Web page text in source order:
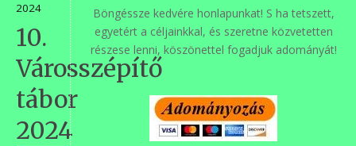
2024
10.
Városszépítő
tábor
2024
Böngéssze kedvére honlapunkat! S ha tetszett,
egyetért a céljainkkal, és szeretne közvetetten
részese lenni, köszönettel fogadjuk adományát!